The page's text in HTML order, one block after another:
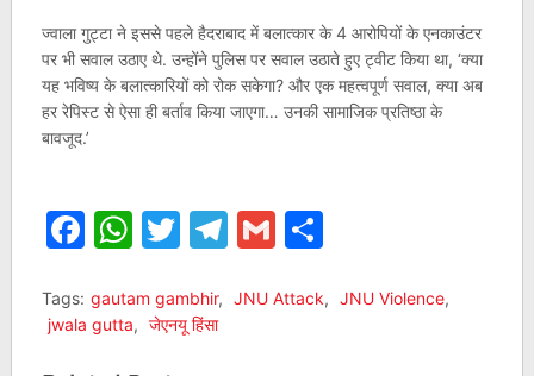
ज्वाला गुट्टा ने इससे पहले हैदराबाद में बलात्कार के 4 आरोपियों के एनकाउंटर
पर भी सवाल उठाए थे. उन्होंने पुलिस पर सवाल उठाते हुए ट्वीट किया था, ‘क्या
यह भविष्य के बलात्कारियों को रोक सकेगा? और एक महत्वपूर्ण सवाल, क्या अब
हर रेपिस्ट से ऐसा ही बर्ताव किया जाएगा… उनकी सामाजिक प्रतिष्ठा के
बावजूद.’
Facebook
WhatsApp
Twitter
Telegram
GmailShare
Tags: gautam gambhir, JNU Attack, JNU Violence,
jwala gutta, जेएनयू हिंसा